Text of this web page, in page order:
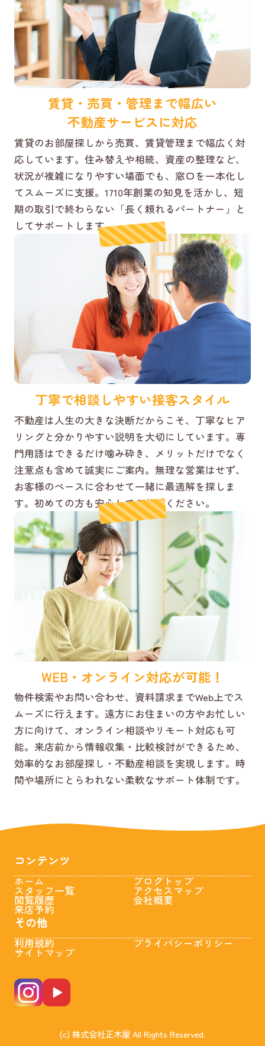
賃貸・売買・管理まで幅広い
不動産サービスに対応
賃貸のお部屋探しから売買、賃貸管理まで幅広く対
応しています。住み替えや相続、資産の整理など、
状況が複雑になりやすい場面でも、窓口を一本化し
てスムーズに支援。1710年創業の知見を活かし、短
期の取引で終わらない「長く頼れるパートナー」と
してサポートします。
丁寧で相談しやすい接客スタイル
不動産は人生の大きな決断だからこそ、丁寧なヒア
リングと分かりやすい説明を大切にしています。専
門用語はできるだけ噛み砕き、メリットだけでなく
注意点も含めて誠実にご案内。無理な営業はせず、
お客様のペースに合わせて一緒に最適解を探しま
す。初めての方も安心してご相談ください。
WEB・オンライン対応が可能！
物件検索やお問い合わせ、資料請求までWeb上でス
ムーズに行えます。遠方にお住まいの方やお忙しい
方に向けて、オンライン相談やリモート対応も可
能。来店前から情報収集・比較検討ができるため、
効率的なお部屋探し・不動産相談を実現します。時
間や場所にとらわれない柔軟なサポート体制です。
コンテンツ
ホーム
スタッフ一覧
閲覧履歴
来店予約
ブログトップ
アクセスマップ
会社概要
その他
利用規約
サイトマップ
プライバシーポリシー
(c) 株式会社正木屋 All Rights Reserved.